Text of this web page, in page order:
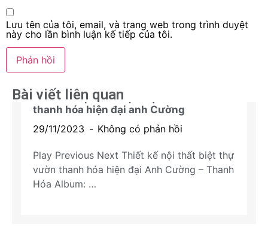
Lưu tên của tôi, email, và trang web trong trình duyệt
này cho lần bình luận kế tiếp của tôi.
Bài viết liên quan
Thiết kế nội thất biệt thự nhà vườn
thanh hóa hiện đại anh Cường
29/11/2023
Không có phản hồi
Play Previous Next Thiết kế nội thất biệt thự
vườn thanh hóa hiện đại Anh Cường – Thanh
Hóa Album: …